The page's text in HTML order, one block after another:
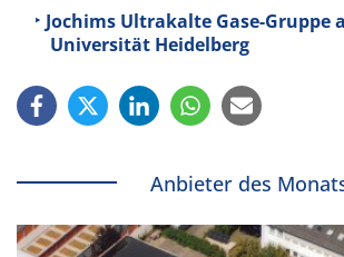
Jochims Ultrakalte Gase-Gruppe
Universität Heidelberg
Anbieter des